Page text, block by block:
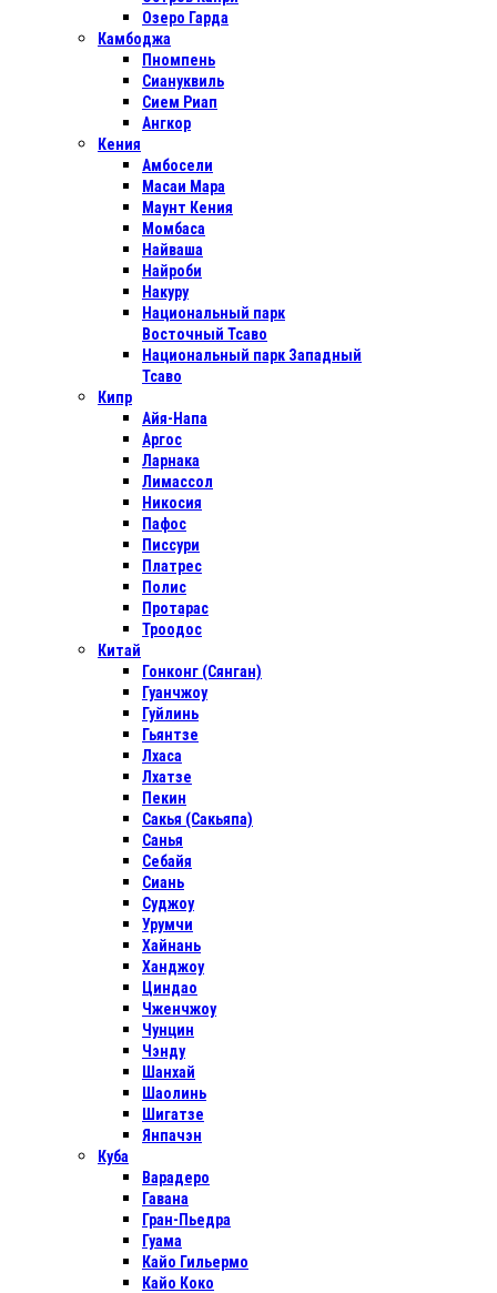
Озеро Гарда
Камбоджа
Пномпень
Сиануквиль
Сием Риап
Ангкор
Кения
Амбосели
Масаи Мара
Маунт Кения
Момбаса
Найваша
Найроби
Накуру
Национальный парк
Восточный Тсаво
Национальный парк Западный
Тсаво
Кипр
Айя-Напа
Аргос
Ларнака
Лимассол
Никосия
Пафос
Писсури
Платрес
Полис
Протарас
Троодос
Китай
Гонконг (Сянган)
Гуанчжоу
Гуйлинь
Гьянтзе
Лхаса
Лхатзе
Пекин
Сакья (Сакьяпа)
Санья
Себайя
Сиань
Суджоу
Урумчи
Хайнань
Ханджоу
Циндао
Чженчжоу
Чунцин
Чэнду
Шанхай
Шаолинь
Шигатзе
Янпачэн
Куба
Варадеро
Гавана
Гран-Пьедра
Гуама
Кайо Гильермо
Кайо Коко